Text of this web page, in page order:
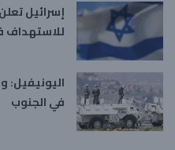
إسرائيل
للاستهداف
اليونيفيل:
في الجنوب